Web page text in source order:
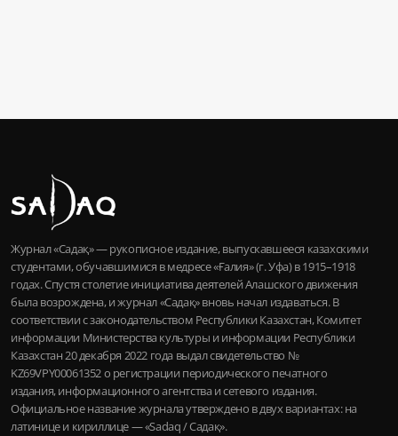
Журнал «Садақ» — рукописное издание, выпускавшееся казахскими
студентами, обучавшимися в медресе «Ғалия» (г. Уфа) в 1915–1918
годах. Спустя столетие инициатива деятелей Алашского движения
была возрождена, и журнал «Садақ» вновь начал издаваться. В
соответствии с законодательством Республики Казахстан, Комитет
информации Министерства культуры и информации Республики
Казахстан 20 декабря 2022 года выдал свидетельство №
KZ69VPY00061352 о регистрации периодического печатного
издания, информационного агентства и сетевого издания.
Официальное название журнала утверждено в двух вариантах: на
латинице и кириллице — «Sadaq / Садақ».